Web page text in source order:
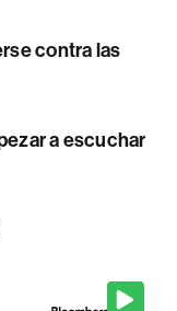
contra las
a escuchar